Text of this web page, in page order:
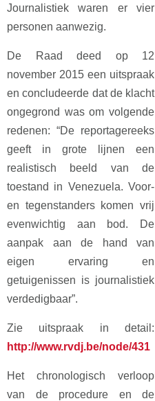
Journalistiek waren er vier
personen aanwezig.
De Raad deed op 12
november 2015 een uitspraak
en concludeerde dat de klacht
ongegrond was om volgende
redenen: “De reportagereeks
geeft in grote lijnen een
realistisch beeld van de
toestand in Venezuela. Voor-
en tegenstanders komen vrij
evenwichtig aan bod. De
aanpak aan de hand van
eigen ervaring en
getuigenissen is journalistiek
verdedigbaar”.
Zie uitspraak in detail:
http://www.rvdj.be/node/431
Het chronologisch verloop
van de procedure en de